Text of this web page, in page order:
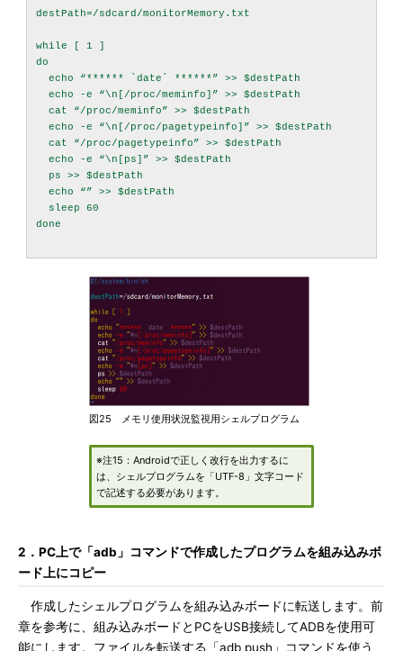
destPath=/sdcard/monitorMemory.txt
while [ 1 ]
do
  echo “****** `date` ******” >> $destPath
  echo -e “\n[/proc/meminfo]” >> $destPath
  cat “/proc/meminfo” >> $destPath
  echo -e “\n[/proc/pagetypeinfo]” >> $destPath
  cat “/proc/pagetypeinfo” >> $destPath
  echo -e “\n[ps]” >> $destPath
  ps >> $destPath
  echo “” >> $destPath
  sleep 60
done
図25 メモリ使用状況監視用シェルプログラム
※注15：Androidで正しく改行を出力するに
は、シェルプログラムを「UTF-8」文字コード
で記述する必要があります。
2．PC上で「adb」コマンドで作成したプログラムを組み込みボ
ード上にコピー
作成したシェルプログラムを組み込みボードに転送します。前
章を参考に、組み込みボードとPCをUSB接続してADBを使用可
能にします。ファイルを転送する「adb push」コマンドを使う